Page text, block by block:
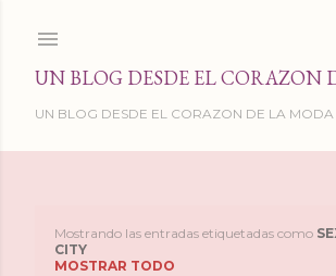
UN BLOG DESDE EL CORAZON
UN BLOG DESDE EL CORAZON DE LA
Mostrando las entradas etiquetadas como
CITY
MOSTRAR TODO